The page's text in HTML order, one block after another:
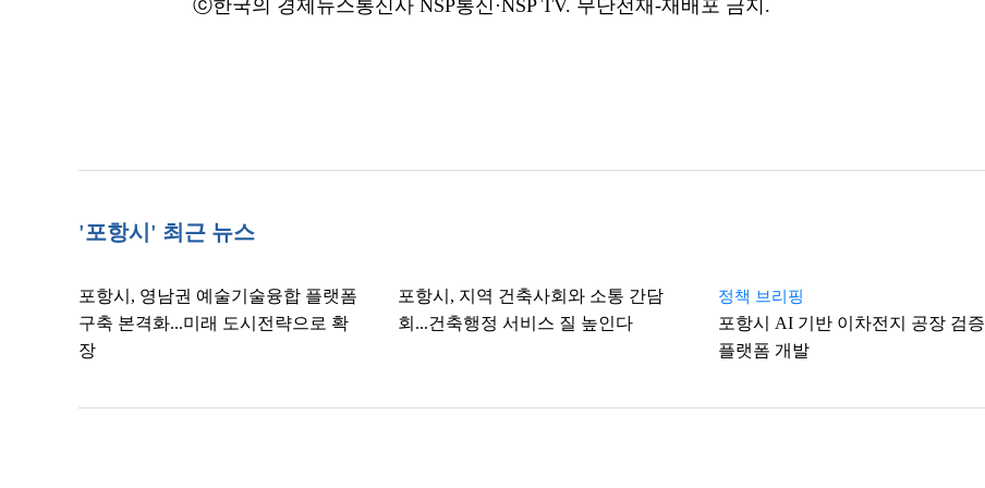
ⓒ한국의 경제뉴스통신사 NSP통신·NSP TV. 무단전재-재배포 금지.
'포항시' 최근 뉴스
포항시, 영남권 예술기술융합 플랫폼
구축 본격화...미래 도시전략으로 확
장
포항시, 지역 건축사회와 소통 간담
회...건축행정 서비스 질 높인다
정책 브리핑
포항시 AI 기반 이차전지 공장 검증
플랫폼 개발